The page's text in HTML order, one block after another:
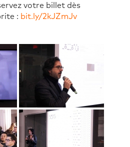
votre billet dès
: bit.ly/2kJZmJv